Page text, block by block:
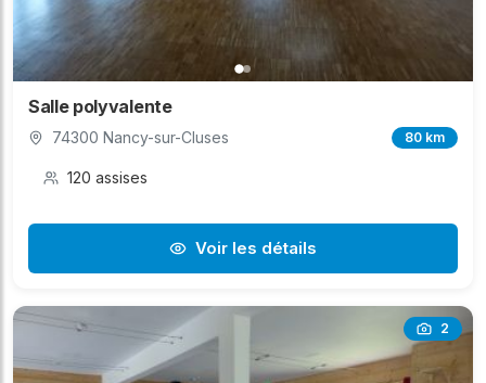
Salle polyvalente
74300 Nancy-sur-Cluses 80 km
120 assises
Voir les détails
2